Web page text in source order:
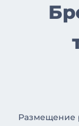
Размещение